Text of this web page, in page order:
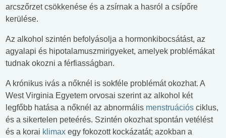
arcszőrzet csökkenése és a zsírnak a hasról a csípőre
kerülése.
Az alkohol szintén befolyásolja a hormonkibocsátást, az
agyalapi és hipotalamuszmirigyeket, amelyek problémákat
tudnak okozni a férfiasságban.
A krónikus ivás a nőknél is sokféle problémát okozhat. A
West Virginia Egyetem orvosai szerint az alkohol két
legfőbb hatása a nőknél az abnormális menstruációs ciklus,
és a sikertelen peteérés. Szintén okozhat spontán vetélést
és a korai klimax egy fokozott kockázatát; azokban a